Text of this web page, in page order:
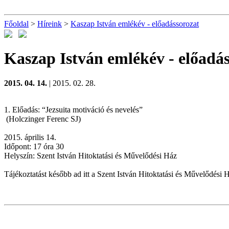
Főoldal > Híreink > Kaszap István emlékév - előadássorozat
Kaszap István emlékév -
2015. 04. 14. | 2015. 02. 28.
1. Előadás: “Jezsuita motiváció és nevelés”
(Holczinger Ferenc SJ)
2015. április 14.
Időpont: 17 óra 30
Helyszín: Szent István Hitoktatási és Művelődési Ház
Tájékoztatást később ad itt a Szent István Hitoktatási és Művelődési